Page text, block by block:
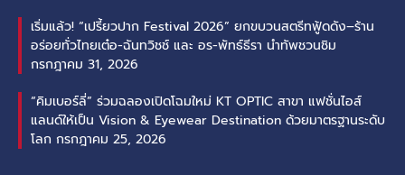
เริ่มแล้ว! “เปรี้ยวปาก Festival 2026” ยกขบวนสตรีทฟู้ดดัง–ร้าน
อร่อยทั่วไทยเต๋อ-ฉันทวิชช์ และ อร-พัทธ์ธีรา นำทัพชวนชิม
กรกฎาคม 31, 2026
“คิมเบอร์ลี่” ร่วมฉลองเปิดโฉมใหม่ KT OPTIC สาขา แฟชั่นไอส์
แลนด์ให้เป็น Vision & Eyewear Destination ด้วยมาตรฐานระดับ
โลก กรกฎาคม 25, 2026